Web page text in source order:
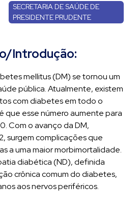
SECRETARIA DE SAÚDE DE
PRESIDENTE PRUDENTE
Introdução:
mellitus (DM) se tornou um
pública. Atualmente, existem
com diabetes em todo o
que esse número aumente para
Com o avanço da DM,
surgem complicações que
a uma maior morbimortalidade.
diabética (ND), definida
crônica comum do diabetes,
aos nervos periféricos.